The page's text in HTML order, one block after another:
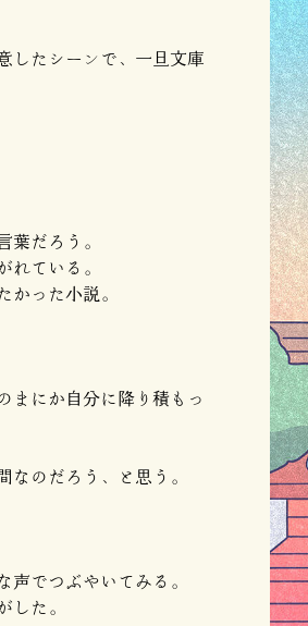
したシーンで、一旦文庫
葉だろう。
れている。
かった小説。
まにか自分に降り積もっ
なのだろう、と思う。
声でつぶやいてみる。
した。